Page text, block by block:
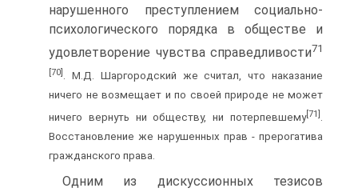
нарушенного преступлением социально-
психологического порядка в обществе и
удовлетворение чувства справедливости71
[70]
. М.Д. Шаргородский же считал, что наказание
ничего не возмещает и по своей природе не может
ничего вернуть ни обществу, ни потерпевшему[71] .
Восстановление же нарушенных прав - прерогатива
гражданского права.
Одним из дискуссионных тезисов